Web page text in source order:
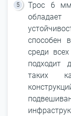
Трос 6 мм
способен
среди
подходит
таких